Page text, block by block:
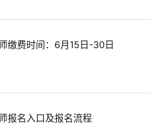
缴费时间：6月15日-30日
报名入口及报名流程